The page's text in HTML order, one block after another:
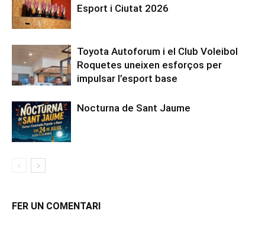
Esport i Ciutat 2026
Toyota Autoforum i el Club Voleibol
Roquetes uneixen esforços per
impulsar l’esport base
Nocturna de Sant Jaume
FER UN COMENTARI